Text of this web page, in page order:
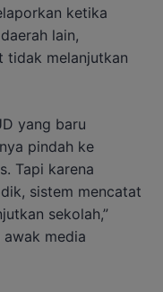
ketika
lain,
tidak melanjutkan
yang baru
pindah ke
Tapi karena
sistem mencatat
sekolah,”
media